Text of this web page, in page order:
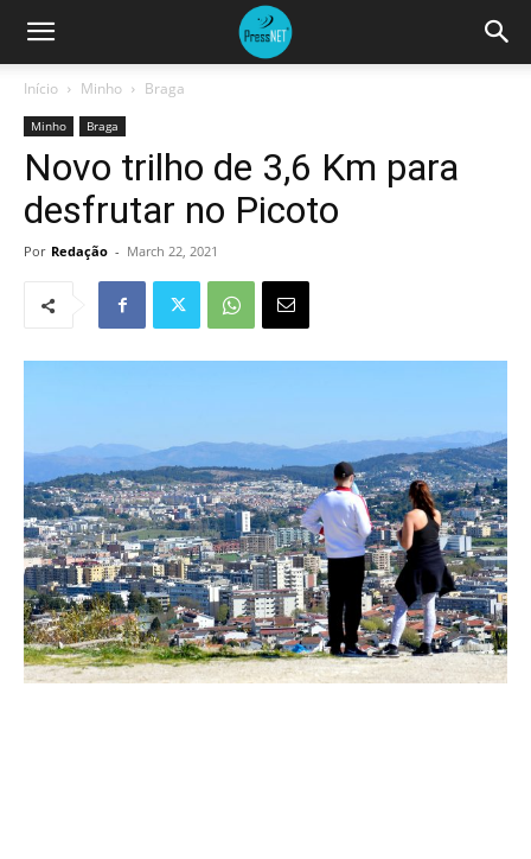
Início Minho Braga
Minho Braga
Novo trilho de 3,6 Km para
desfrutar no Picoto
Por Redação - March 22, 2021